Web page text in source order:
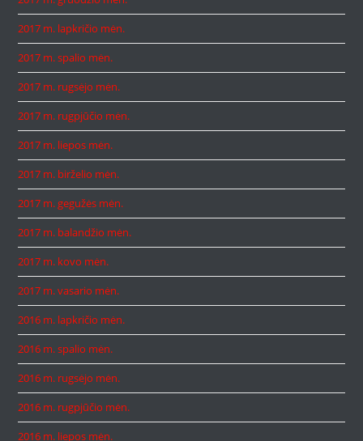
2017 m. lapkričio mėn.
2017 m. spalio mėn.
2017 m. rugsėjo mėn.
2017 m. rugpjūčio mėn.
2017 m. liepos mėn.
2017 m. birželio mėn.
2017 m. gegužės mėn.
2017 m. balandžio mėn.
2017 m. kovo mėn.
2017 m. vasario mėn.
2016 m. lapkričio mėn.
2016 m. spalio mėn.
2016 m. rugsėjo mėn.
2016 m. rugpjūčio mėn.
2016 m. liepos mėn.